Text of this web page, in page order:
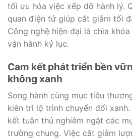
tối ưu hóa việc xếp dỡ hành lý.
quan điện tử giúp cắt giảm tối
Công nghệ hiện đại là chìa
vận hành kỷ lục.
Cam kết phát triển bền
không xanh
Song hành cùng mục tiêu
kiên trì lộ trình chuyển đổi
kết tuân thủ nghiêm ngặt các
trường chung. Việc cắt giảm